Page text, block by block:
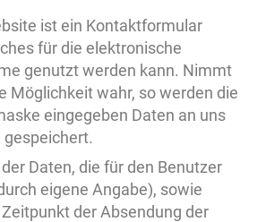
ist ein Kontaktformular
für die elektronische
genutzt werden kann. Nimmt
Möglichkeit wahr, so werden die
eingegeben Daten an uns
Daten, die für den Benutzer
eigene Angabe), sowie
der Absendung der